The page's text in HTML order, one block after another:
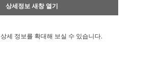
상세정보 새창 열기
상세 정보를 확대해 보실 수 있습니다.